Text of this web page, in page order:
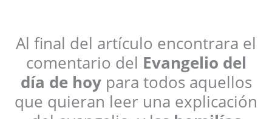
Al final del artículo encontrara el
comentario del Evangelio del
día de hoypara todos aquellos
que quieran leer una explicación